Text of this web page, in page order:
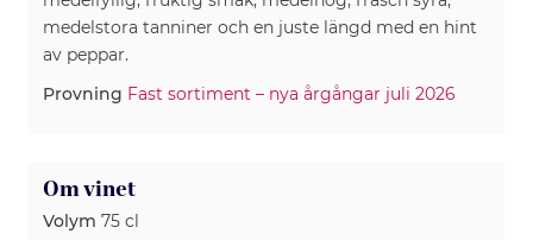
medelstora tanniner och en juste längd med en hint
av peppar.
Provning Fast sortiment – nya årgångar juli 2026
Om vinet
Volym 75 cl